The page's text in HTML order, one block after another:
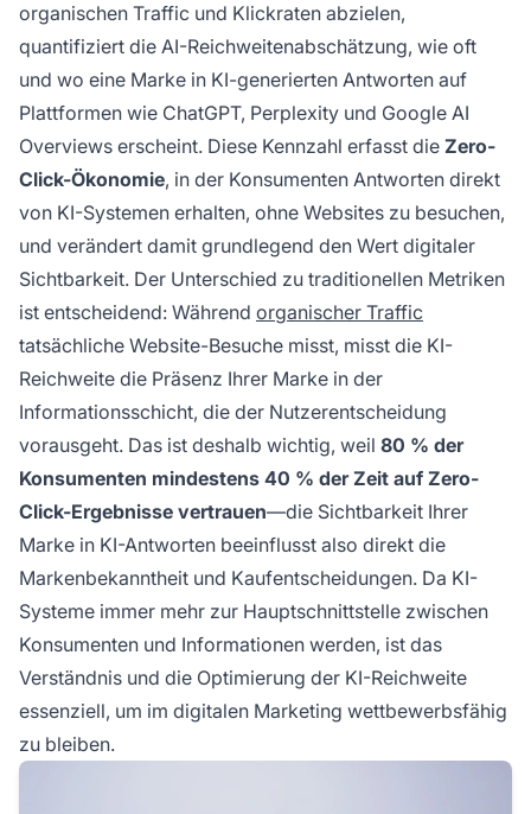
organischen Traffic und Klickraten abzielen,
quantifiziert die AI-Reichweitenabschätzung, wie oft
und wo eine Marke in KI-generierten Antworten auf
Plattformen wie ChatGPT, Perplexity und Google AI
Overviews erscheint. Diese Kennzahl erfasst die Zero-
Click-Ökonomie, in der Konsumenten Antworten direkt
von KI-Systemen erhalten, ohne Websites zu besuchen,
und verändert damit grundlegend den Wert digitaler
Sichtbarkeit. Der Unterschied zu traditionellen Metriken
ist entscheidend: Während organischer Traffic
tatsächliche Website-Besuche misst, misst die KI-
Reichweite die Präsenz Ihrer Marke in der
Informationsschicht, die der Nutzerentscheidung
vorausgeht. Das ist deshalb wichtig, weil 80 % der
Konsumenten mindestens 40 % der Zeit auf Zero-
Click-Ergebnisse vertrauen—die Sichtbarkeit Ihrer
Marke in KI-Antworten beeinflusst also direkt die
Markenbekanntheit und Kaufentscheidungen. Da KI-
Systeme immer mehr zur Hauptschnittstelle zwischen
Konsumenten und Informationen werden, ist das
Verständnis und die Optimierung der KI-Reichweite
essenziell, um im digitalen Marketing wettbewerbsfähig
zu bleiben.